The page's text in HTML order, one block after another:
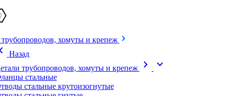
трубопроводов, хомуты и крепеж
Назад
трубопроводов, хомуты и крепеж
chevron_right expand_more
стальные
стальные крутоизогнутые